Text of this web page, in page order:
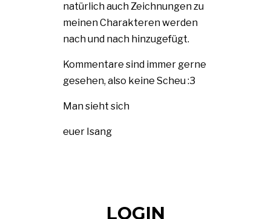
natürlich auch Zeichnungen zu
meinen Charakteren werden
nach und nach hinzugefügt.
Kommentare sind immer gerne
gesehen, also keine Scheu :3
Man sieht sich
euer Isang
LOGIN